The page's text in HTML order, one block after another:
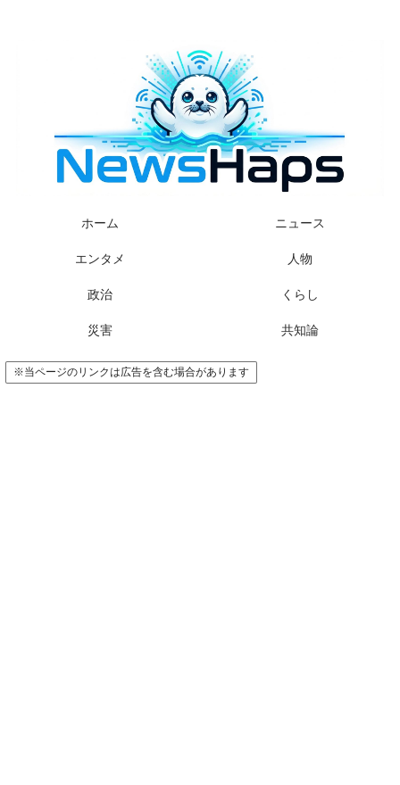
ホーム ニュース
エンタメ 人物
政治 くらし
災害 共知論
※当ページのリンクは広告を含む場合があります